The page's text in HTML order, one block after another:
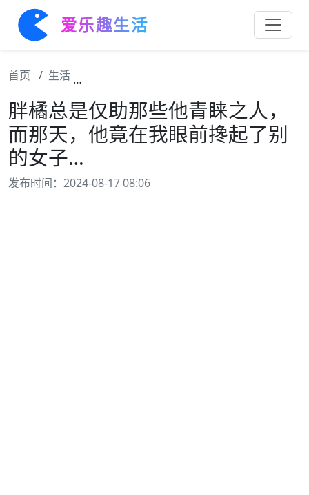
爱乐趣生活
首页 生活
胖橘总是仅助那些他青睐之人，
而那天，他竟在我眼前搀起了别
的女子…
发布时间：2024-08-17 08:06